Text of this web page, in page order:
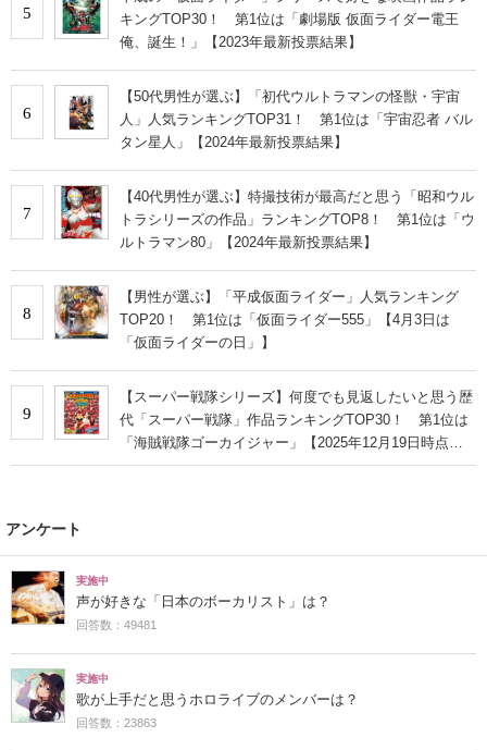
5
キングTOP30！ 第1位は「劇場版 仮面ライダー電王
俺、誕生！」【2023年最新投票結果】
6
【50代男性が選ぶ】「初代ウルトラマンの怪獣・宇宙
人」人気ランキングTOP31！ 第1位は「宇宙忍者 バル
タン星人」【2024年最新投票結果】
7
【40代男性が選ぶ】特撮技術が最高だと思う「昭和ウル
トラシリーズの作品」ランキングTOP8！ 第1位は「ウ
ルトラマン80」【2024年最新投票結果】
8
【男性が選ぶ】「平成仮面ライダー」人気ランキング
TOP20！ 第1位は「仮面ライダー555」【4月3日は
「仮面ライダーの日」】
9
【スーパー戦隊シリーズ】何度でも見返したいと思う歴
代「スーパー戦隊」作品ランキングTOP30！ 第1位は
「海賊戦隊ゴーカイジャー」【2025年12月19日時点の
投票結果】
アンケート
実施中
声が好きな「日本のボーカリスト」は？
回答数：49481
実施中
歌が上手だと思うホロライブのメンバーは？
回答数：23863